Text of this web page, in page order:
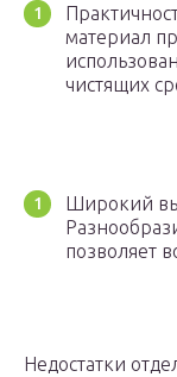
материал
чистящих
Широкий
позволяет
Недостатки